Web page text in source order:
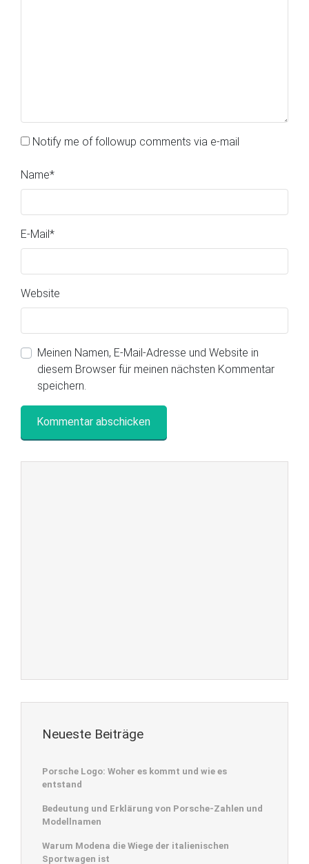
Notify me of followup comments via e-mail
Name*
E-Mail *
Website
Meinen Namen, E-Mail-Adresse und Website in
diesem Browser für meinen nächsten Kommentar
speichern.
Neueste Beiträge
Porsche Logo: Woher es kommt und wie es
entstand
Bedeutung und Erklärung von Porsche-Zahlen und
Modellnamen
Warum Modena die Wiege der italienischen
Sportwagen ist